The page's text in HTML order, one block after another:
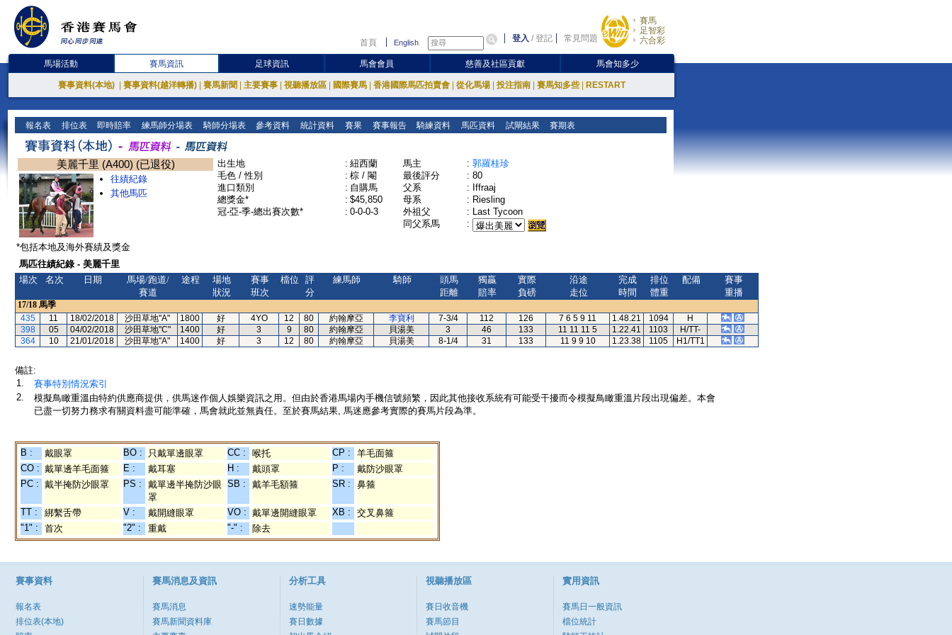
首頁 English 登入 /登記 常見問題
賽馬
足智彩
六合彩
馬場活動 賽馬資訊 足球資訊 馬會會員 慈善及社區貢獻 馬會知多少
賽事資料(本地) 賽事資料(越洋轉播) 賽馬新聞 主要賽事 視聽播放區 國際賽馬 香港國際馬匹拍賣會 從化馬場 投注指南 賽馬知多些 RESTART
報名表 排位表 即時賠率 練馬師分場表 騎師分場表 參考資料 統計資料 賽果 賽事報告 騎練資料 馬匹資料 試閘結果 賽期表
美麗千里 (A400) (已退役)
往績紀錄
其他馬匹
出生地 : 紐西蘭
毛色 / 性別
: 棕 / 閹
進口類別
: 自購馬
總獎金*
: $45,850
冠-亞-季-總出賽次數*
: 0-0-0-3
馬主 : 郭羅桂珍
最後評分
: 80
父系
: Iffraaj
母系
: Riesling
外祖父
: Last Tycoon
同父系馬
:
*包括本地及海外賽績及獎金
馬匹往績紀錄 - 美麗千里
場次
名次 日期
馬場/跑道/
賽道
途程
場地
狀況
賽事
班次
檔位
評
分
練馬師 騎師
頭馬
距離
獨贏
賠率
實際
負磅
沿途
走位
完成
時間
排位
體重
配備
賽事
重播
17/18 馬季
435
11 18/02/2018 沙田草地"A" 1800 好 4YO 12 80 約翰摩亞 李寶利 7-3/4 112 126 7 6 5 9 11 1.48.21 1094
H
398
05 04/02/2018 沙田草地"C" 1400 好 3 9 80 約翰摩亞 貝湯美 3 46 133 11 11 11 5 1.22.41 1103
H/TT-
364
10 21/01/2018 沙田草地"A" 1400 好 3 12 80 約翰摩亞 貝湯美 8-1/4 31 133 11 9 9 10 1.23.38 1105 H1/TT1
備註:
1.
賽事特別情況索引
2.
模擬鳥瞰重溫由特約供應商提供，供馬迷作個人娛樂資訊之用。但由於香港馬場內手機信號頻繁，因此其他接收系統有可能受干擾而令模擬鳥瞰重溫片段出現偏差。本會
已盡一切努力務求有關資料盡可能準確，馬會就此並無責任。至於賽馬結果, 馬迷應參考實際的賽馬片段為準。
B : 戴眼罩 BO : 只戴單邊眼罩 CC : 喉托 CP :
羊毛面箍
CO : 戴單邊羊毛面箍 E : 戴耳塞 H : 戴頭罩 P :
戴防沙眼罩
PC : 戴半掩防沙眼罩 PS :
戴單邊半掩防沙眼
罩
SB : 戴羊毛額箍 SR : 鼻箍
TT : 綁繫舌帶 V : 戴開縫眼罩 VO : 戴單邊開縫眼罩 XB :
交叉鼻箍
"1" :
首次 "2" : 重戴 "-" : 除去
賽事資料
報名表
排位表(本地)
賽馬消息及資訊
賽馬消息
賽馬新聞資料庫
分析工具
速勢能量
賽日數據
視聽播放區
賽日收音機
賽馬節目
實用資訊
賽馬日一般資訊
檔位統計